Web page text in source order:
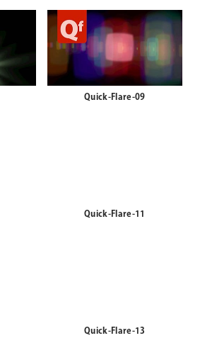
Quick-Flare-09
Quick-Flare-11
Quick-Flare-13